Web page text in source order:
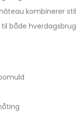
kombinerer stil
både hverdagsbrug